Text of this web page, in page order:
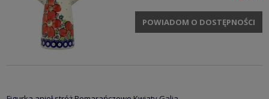
POWIADOM O DOSTĘPNOŚCI